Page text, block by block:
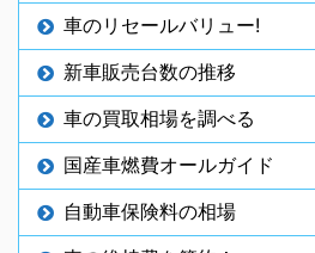
車のリセールバリュー!
新車販売台数の推移
車の買取相場を調べる
国産車燃費オールガイド
自動車保険料の相場